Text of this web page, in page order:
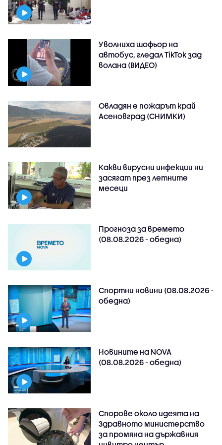
Уволниха шофьор на
автобус, гледал TikTok зад
волана (ВИДЕО)
Овладян е пожарът край
Асеновград (СНИМКИ)
Какви вирусни инфекции ни
засягат през летните
месеци
Прогноза за времето
(08.08.2026 - обедна)
Спортни новини (08.08.2026 -
обедна)
Новините на NOVA
(08.08.2026 - обедна)
Спорове около идеята на
Здравното министерство
за промяна на държавния